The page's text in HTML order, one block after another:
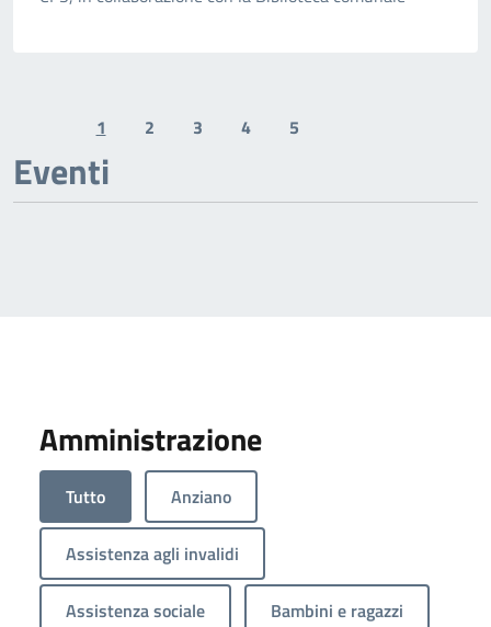
Previous page
1 2 3 4 5
Eventi
Amministrazione
Tutto Anziano
Assistenza agli invalidi
Assistenza sociale Bambini e ragazzi